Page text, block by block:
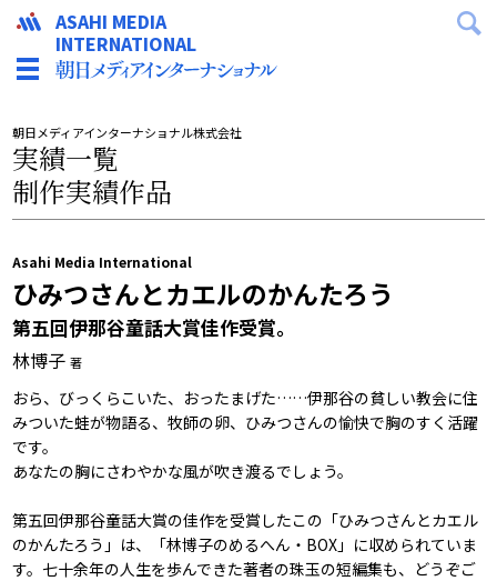
朝日メディアインターナショナル株式会社
実績一覧
制作実績作品
Asahi Media International
ひみつさんとカエルのかんたろう
第五回伊那谷童話大賞佳作受賞。
林博子 著
おら、びっくらこいた、おったまげた……伊那谷の貧しい教会に住
みついた蛙が物語る、牧師の卵、ひみつさんの愉快で胸のすく活躍
です。
あなたの胸にさわやかな風が吹き渡るでしょう。
第五回伊那谷童話大賞の佳作を受賞したこの「ひみつさんとカエル
のかんたろう」は、「林博子のめるへん・BOX」に収められていま
す。七十余年の人生を歩んできた著者の珠玉の短編集も、どうぞご
ASAHI MEDIA
INTERNATIONAL